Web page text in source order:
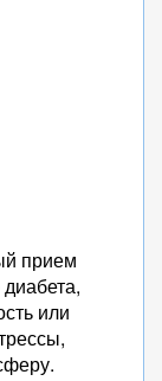
прием
или